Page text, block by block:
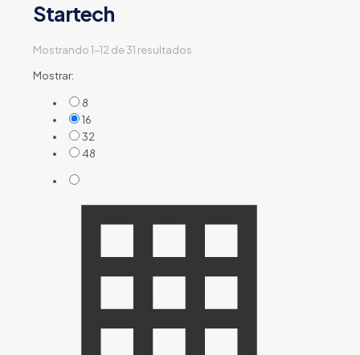
Startech
Mostrando 1–12 de 31 resultados
Mostrar:
8
16
32
48